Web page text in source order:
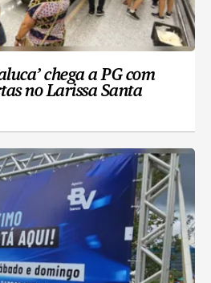
chega a PG com
no Larissa Santa